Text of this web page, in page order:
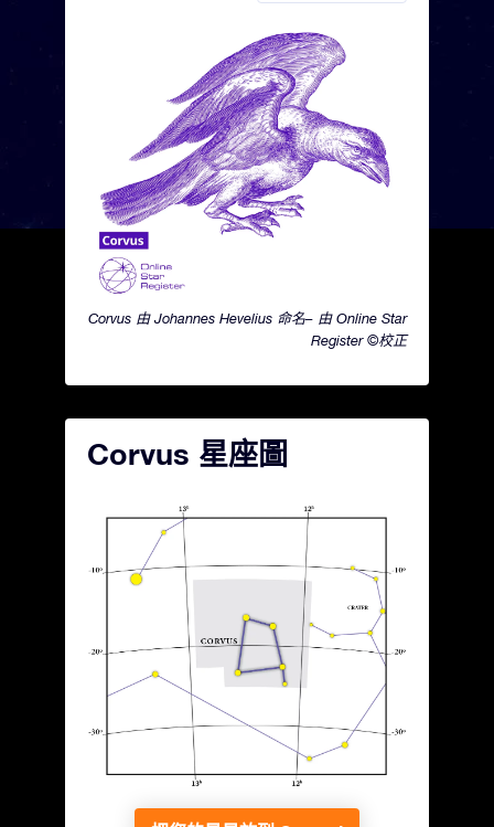
Corvus 由 Johannes Hevelius 命名– 由 Online Star
Register ©校正
Corvus 星座圖